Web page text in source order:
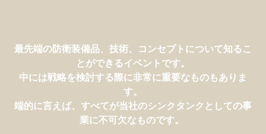
最先端の防衛装備品、技術、コンセプトについて知るこ
とができるイベントです。
中には戦略を検討する際に非常に重要なものもありま
す。
端的に言えば、すべてが当社のシンクタンクとしての事
業に不可欠なものです。
が、
露出を獲得できる非常に優れた機会でした。
海外からの多くの来場者や、取引につながりそうな方々
とお会いでき、
国際展開を目指す当社にとって弾みとなりました。
また、海外での関係構築により、